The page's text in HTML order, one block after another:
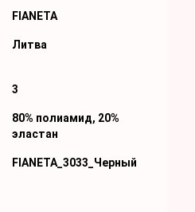
FIANETA
Литва
3
80% полиамид, 20%
эластан
FIANETA_3033_Черный